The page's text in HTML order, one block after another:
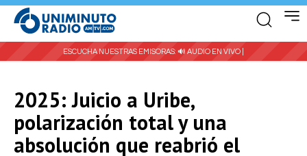
ESCUCHA NUESTRAS EMISORAS: 🔊 AUDIO EN VIVO |
2025: Juicio a Uribe,
polarización total y una
absolución que reabrió el